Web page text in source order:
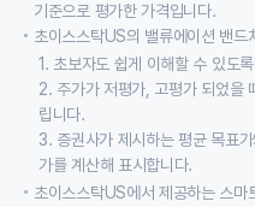
기준으로 평가한 가격입니다.
초이스스탁US의 밸류에이션 밴드
1. 초보자도 쉽게 이해할 수 있도
2. 주가가 저평가, 고평가 되었을
립니다.
3. 증권사가 제시하는 평균 목표
가를 계산해 표시합니다.
초이스스탁US에서 제공하는 스마